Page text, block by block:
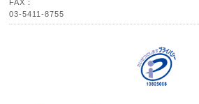
FAX：
03-5411-8755